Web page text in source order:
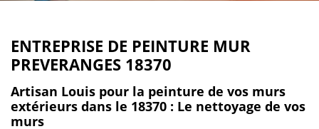
ENTREPRISE DE PEINTURE MUR
PREVERANGES 18370
Artisan Louis pour la peinture de vos murs
extérieurs dans le 18370 : Le nettoyage de vos
murs